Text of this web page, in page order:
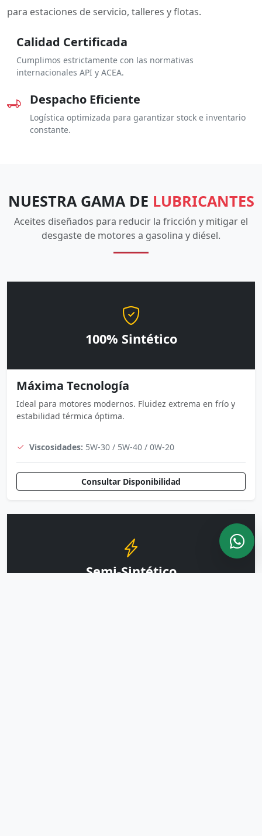
para estaciones de servicio, talleres y flotas.
Calidad Certificada
Cumplimos estrictamente con las normativas
internacionales API y ACEA.
Despacho Eficiente
Logística optimizada para garantizar stock e inventario
constante.
NUESTRA GAMA DE LUBRICANTES
Aceites diseñados para reducir la fricción y mitigar el
desgaste de motores a gasolina y diésel.
100% Sintético
Máxima Tecnología
Ideal para motores modernos. Fluidez extrema en frío y
estabilidad térmica óptima.
Viscosidades: 5W-30 / 5W-40 / 0W-20
Consultar Disponibilidad
Semi-Sintético